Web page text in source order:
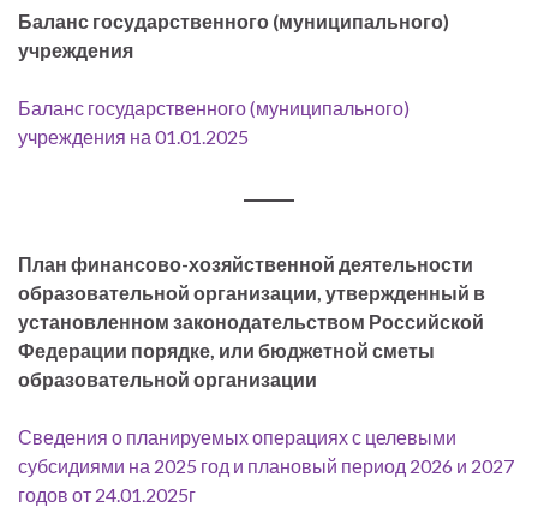
Баланс государственного (муниципального)
учреждения
Баланс государственного (муниципального)
учреждения на 01.01.2025
План финансово-хозяйственной деятельности
образовательной организации, утвержденный в
установленном законодательством Российской
Федерации порядке, или бюджетной сметы
образовательной организации
Сведения о планируемых операциях с целевыми
субсидиями на 2025 год и плановый период 2026 и 2027
годов от 24.01.2025г